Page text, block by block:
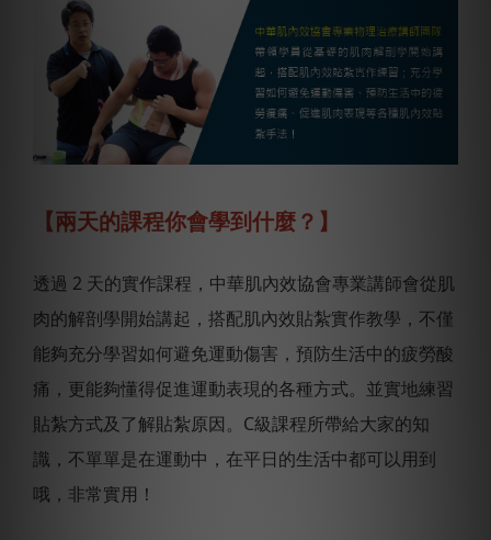
【兩天的課程你會學到什麼？】
透過 2 天的實作課程，中華肌內效協會專業講師會從肌
肉的解剖學開始講起，搭配肌內效貼紮實作教學，不僅
能夠充分學習如何避免運動傷害，預防生活中的疲勞酸
痛，更能夠懂得促進運動表現的各種方式。並實地練習
貼紮方式及了解貼紮原因。C級課程所帶給大家的知
識，不單單是在運動中，在平日的生活中都可以用到
哦，非常實用！